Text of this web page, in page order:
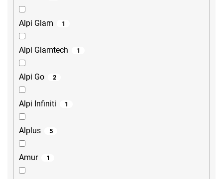
Alpi Glam 1
Alpi Glamtech 1
Alpi Go 2
Alpi Infiniti 1
Alplus 5
Amur 1